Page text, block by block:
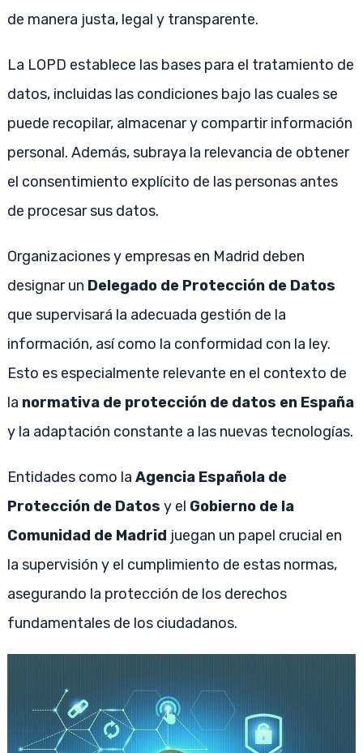
de manera justa, legal y transparente.
La LOPD establece las bases para el tratamiento de
datos, incluidas las condiciones bajo las cuales se
puede recopilar, almacenar y compartir información
personal. Además, subraya la relevancia de obtener
el consentimiento explícito de las personas antes
de procesar sus datos.
Organizaciones y empresas en Madrid deben
designar un Delegado de Protección de Datos
que supervisará la adecuada gestión de la
información, así como la conformidad con la ley.
Esto es especialmente relevante en el contexto de
la normativa de protección de datos en España
y la adaptación constante a las nuevas tecnologías.
Entidades como la Agencia Española de
Protección de Datos y el Gobierno de la
Comunidad de Madrid juegan un papel crucial en
la supervisión y el cumplimiento de estas normas,
asegurando la protección de los derechos
fundamentales de los ciudadanos.